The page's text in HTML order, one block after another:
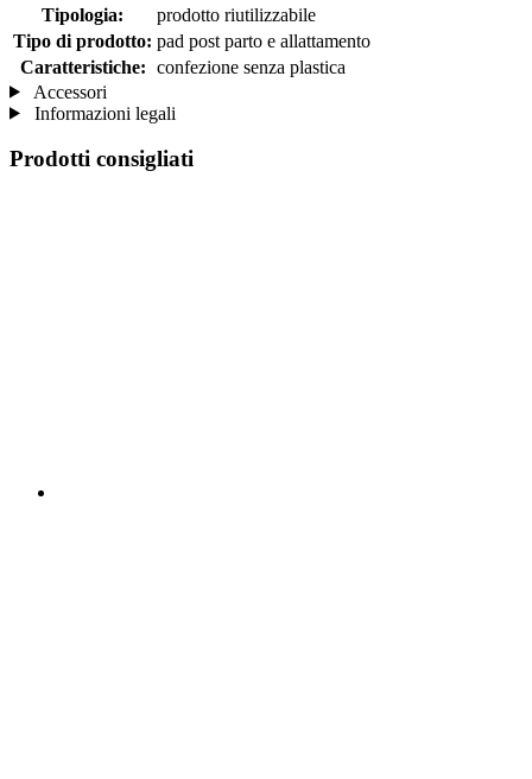
Tipologia:
prodotto riutilizzabile
Tipo di prodotto: pad post parto e allattamento
Caratteristiche: confezione senza plastica
Accessori
Informazioni legali
Prodotti consigliati